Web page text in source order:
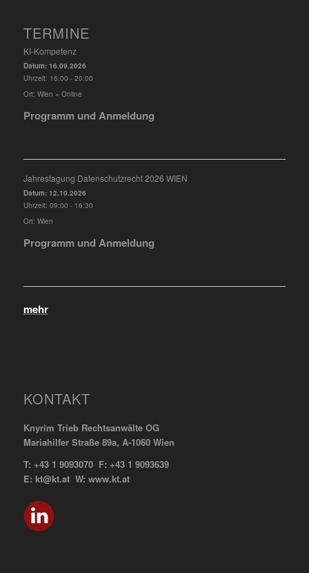
TERMINE
KI-Kompetenz
Datum: 16.09.2026
Uhrzeit: 16:00 - 20:00
Ort: Wien + Online
Programm und Anmeldung
Jahrestagung Datenschutzrecht 2026 WIEN
Datum: 12.10.2026
Uhrzeit: 09:00 - 16:30
Ort: Wien
Programm und Anmeldung
mehr
KONTAKT
Knyrim Trieb Rechtsanwälte OG
Mariahilfer Straße 89a, A-1060 Wien
T: +43 1 9093070 F: +43 1 9093639
E: kt@kt.at W: www.kt.at